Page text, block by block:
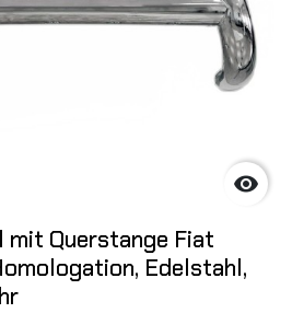

mit Querstange Fiat
Edelstahl,